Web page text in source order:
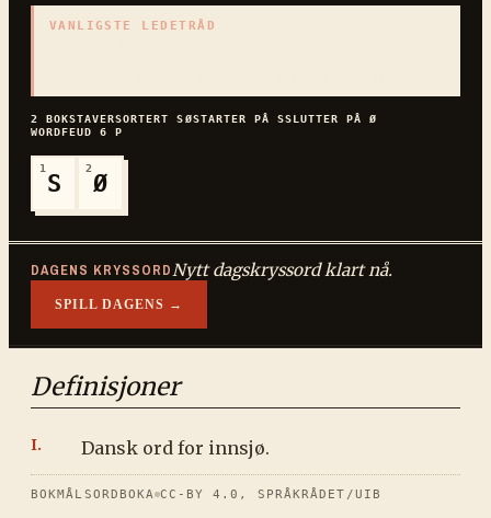
VANLIGSTE LEDETRÅD
2 BOKSTAVERSORTERTSØSTARTER PÅ SSLUTTER PÅØ
WORDFEUD6 P
1
S
2
Ø
DAGENS KRYSSORDNytt dagskryssord klart nå.
SPILL DAGENS →
Definisjoner
Dansk ord for innsjø.
BOKMÅLSORDBOKA CC-BY 4.0, SPRÅKRÅDET/UIB